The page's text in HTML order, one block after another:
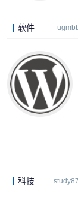
软件
科技